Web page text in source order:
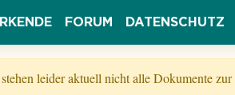
FORUM DATENSCHUTZ
leider aktuell nicht alle Dokumente